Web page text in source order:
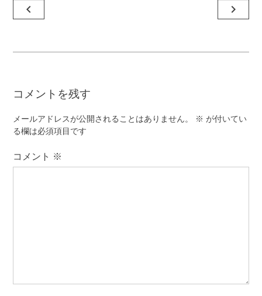
稿
ー
シ
ョ
navigate_before navigate_next
コメントを残す
メールアドレスが公開されることはありません。 ※ が付いてい
る欄は必須項目です
コメント ※